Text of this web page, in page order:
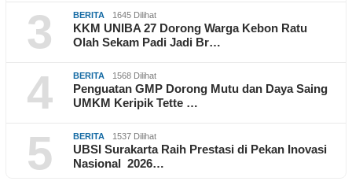
3 BERITA 1645 Dilihat
KKM UNIBA 27 Dorong Warga Kebon Ratu
Olah Sekam Padi Jadi Br…
4 BERITA 1568 Dilihat
Penguatan GMP Dorong Mutu dan Daya Saing
UMKM Keripik Tette …
5 BERITA 1537 Dilihat
UBSI Surakarta Raih Prestasi di Pekan Inovasi
Nasional 2026…